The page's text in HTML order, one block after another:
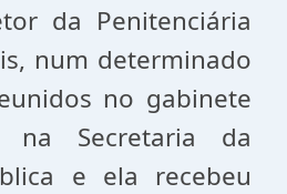
da Penitenciária
num determinado
no gabinete
Secretaria da
e ela recebeu